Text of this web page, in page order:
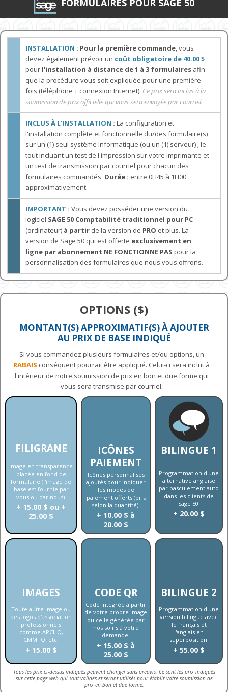
INSTALLATION : Pour la première commande, vous
devez également prévoir un coût obligatoire de 40.00 $
pour l'installation à distance de 1 à 3 formulaires afin
que la procédure vous soit expliquée pour une première
fois (téléphone + connexion Internet). Ce prix sera inclus à la
soumission de prix officielle qui vous sera envoyée par courriel.
INCLUS À L'INSTALLATION : La configuration et
l'installation complète et fonctionnelle du/des formulaire(s)
sur un (1) seul système informatique (ou un (1) serveur) ; le
tout incluant un test de l'impression sur votre imprimante et
un test de transmission par courriel pour chacun des
formulaires commandés. Durée : entre 0H45 à 1H00
approximativement.
IMPORTANT : Vous devez posséder une version du
logiciel SAGE 50 Comptabilité traditionnel pour PC
(ordinateur) à partir de la version de PRO et plus. La
version de Sage 50 qui est offerte exclusivement en
ligne par abonnement NE FONCTIONNE PAS pour la
personnalisation des formulaires que nous vous offrons.
OPTIONS ($)
MONTANT(S) APPROXIMATIF(S) À AJOUTER
AU PRIX DE BASE INDIQUÉ
Si vous commandez plusieurs formulaires et/ou options, un
RABAIS conséquent pourrait être appliqué. Celui-ci sera inclut à
l'intérieur de notre soumission de prix en bon et due forme qui
vous sera transmise par courriel.
FILIGRANE
Image en transparence
placée en fond de
formulaire (l'image de
base est fournie par
vous ou par nous).
+ 15.00 $ ou +
25.00 $
ICÔNES
PAIEMENT
Icônes personnalisés
ajoutés pour indiquer
les modes de
paiement offerts (pris
selon la quantité).
+ 10.00 $ à
20.00 $
BILINGUE 1
Programmation d'une
alternative anglaise
par basculement auto
dans les clients de
Sage 50.
+ 20.00 $
IMAGES
Toute autre image ou
des logos d'association
professionnels
comme APCHQ,
CMMTQ, etc.
+ 15.00 $
CODE QR
Code intégrée à partir
de votre propre image
ou celle générée par
nos soins à votre
demande.
+ 15.00 $ à
25.00 $
BILINGUE 2
Programmation d'une
version bilingue avec
le français et
l'anglais en
superposition.
+ 55.00 $
Tous les prix ci-dessus indiqués peuvent changer sans préavis. Ce sont les prix indiqués
sur cette page web qui sont valides et seront utilisés pour établir votre soumission de
prix en bon et due forme.